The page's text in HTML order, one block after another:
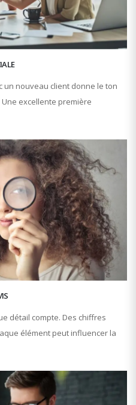
un nouveau client donne le ton
excellente première
détail compte. Des chiffres
élément peut influencer la